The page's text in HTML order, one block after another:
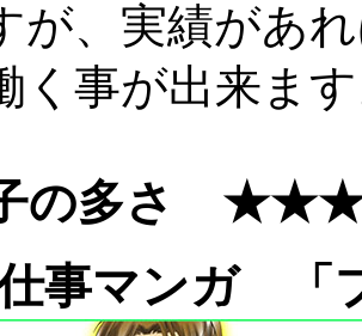
が、実績があ
く事が出来ま
子の多さ
事マンガ 「